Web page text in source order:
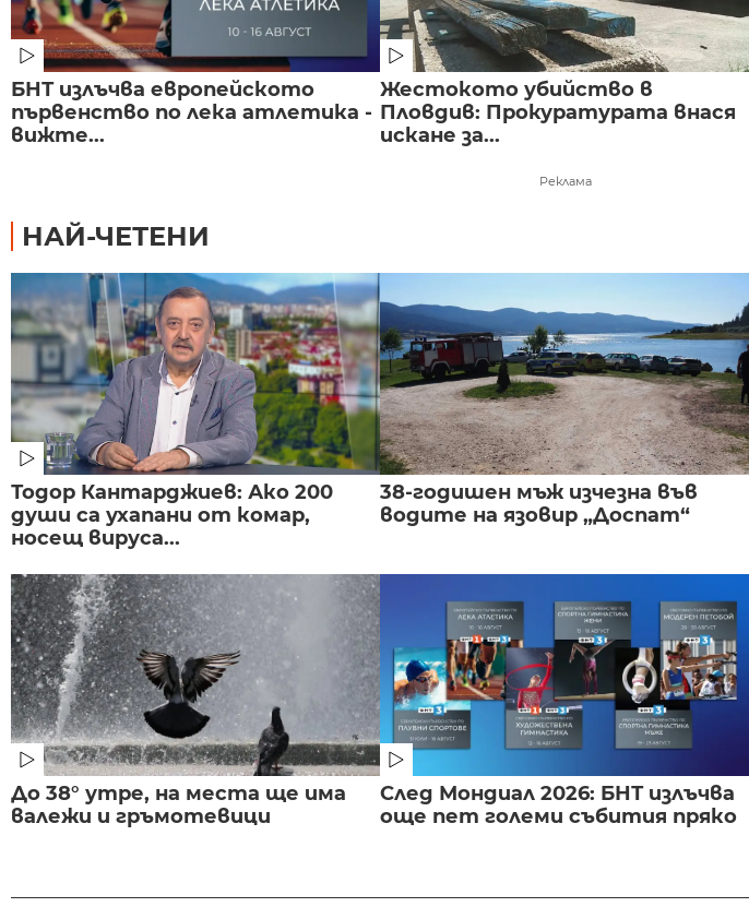
БНТ излъчва европейското
първенство по лека атлетика -
вижте...
Жестокото убийство в
Пловдив: Прокуратурата внася
искане за...
Реклама
НАЙ-ЧЕТЕНИ
Тодор Кантарджиев: Ако 200
души са ухапани от комар,
носещ вируса...
38-годишен мъж изчезна във
водите на язовир „Доспат“
До 38° утре, на места ще има
валежи и гръмотевици
След Мондиал 2026: БНТ излъчва
още пет големи събития пряко